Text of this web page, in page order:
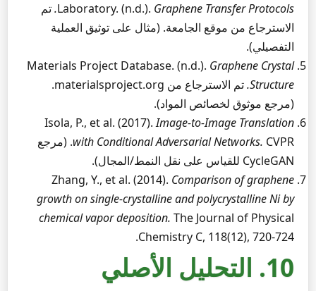
Laboratory. (n.d.). Graphene Transfer Protocols.
تم
الاسترجاع من موقع الجامعة. (مثال على توثيق العملية
التفصيلي).
Materials Project Database. (n.d.). Graphene Crystal
Structure.
تم الاسترجاع من materialsproject.org.
(مرجع موثوق لخصائص المواد).
Isola, P., et al. (2017).Image-to-Image Translation
with Conditional Adversarial Networks.CVPR. (مرجع
CycleGAN للقياس على نقل النمط/المجال).
Zhang, Y., et al. (2014). Comparison of graphene
growth on single-crystalline and polycrystalline Ni by
chemical vapor deposition. The Journal of Physical
Chemistry C, 118(12), 720-724.
10. التحليل الأصلي